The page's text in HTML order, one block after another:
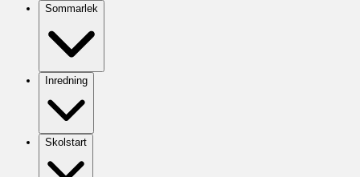
Sommarlek
Inredning
Skolstart